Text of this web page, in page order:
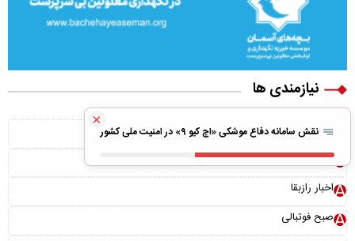
نیازمندی ها
ویلا پیش ساخته
بونوس رایگان
اخبار رازبقا
صبح فوتبالی
×
نقش سامانه دفاع موشکی «اچ کیو ۹» در امنیت ملی کشور